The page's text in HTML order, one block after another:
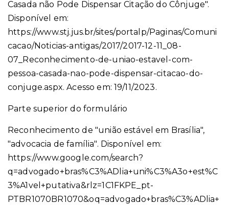
Casada não Pode Dispensar Citação do Cônjuge".
Disponível em:
https://www.stj.jus.br/sites/portalp/Paginas/Comuni
cacao/Noticias-antigas/2017/2017-12-11_08-
07_Reconhecimento-de-uniao-estavel-com-
pessoa-casada-nao-pode-dispensar-citacao-do-
conjuge.aspx. Acesso em: 19/11/2023.
Parte superior do formulário
Reconhecimento de "união estável em Brasília",
"advocacia de família". Disponível em:
https://www.google.com/search?
q=advogado+bras%C3%ADlia+uni%C3%A3o+est%C
3%A1vel+putativa&rlz=1C1FKPE_pt-
PTBR1070BR1070&oq=advogado+bras%C3%ADlia+